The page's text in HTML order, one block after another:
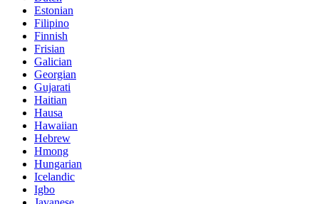
Estonian
Filipino
Finnish
Frisian
Galician
Georgian
Gujarati
Haitian
Hausa
Hawaiian
Hebrew
Hmong
Hungarian
Icelandic
Igbo